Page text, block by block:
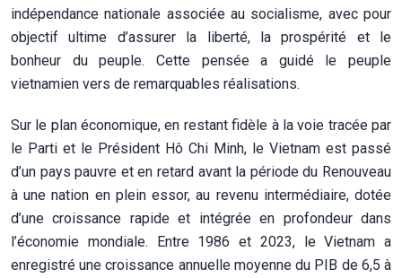
indépendance nationale associée au socialisme, avec pour
objectif ultime d’assurer la liberté, la prospérité et le
bonheur du peuple. Cette pensée a guidé le peuple
vietnamien vers de remarquables réalisations.
Sur le plan économique, en restant fidèle à la voie tracée par
le Parti et le Président Hô Chi Minh, le Vietnam est passé
d’un pays pauvre et en retard avant la période du Renouveau
à une nation en plein essor, au revenu intermédiaire, dotée
d’une croissance rapide et intégrée en profondeur dans
l’économie mondiale. Entre 1986 et 2023, le Vietnam a
enregistré une croissance annuelle moyenne du PIB de 6,5 à